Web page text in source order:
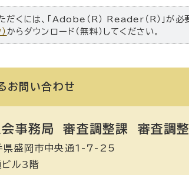
だくには、「Adobe（R） Reader（R）」が必
からダウンロード（無料）してください。
お問い合わせ
事務局 審査調整課 審査調
盛岡市中央通1-7-25
ビル3階